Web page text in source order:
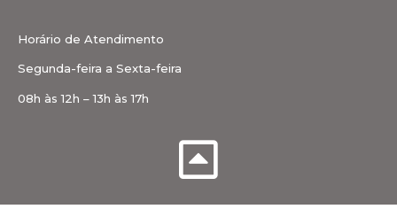
Horário de Atendimento
Segunda-feira a Sexta-feira
08h às 12h – 13h às 17h